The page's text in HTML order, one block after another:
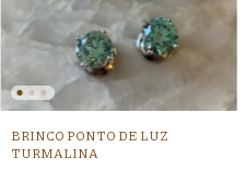
BRINCO PONTO DE LUZ
TURMALINA